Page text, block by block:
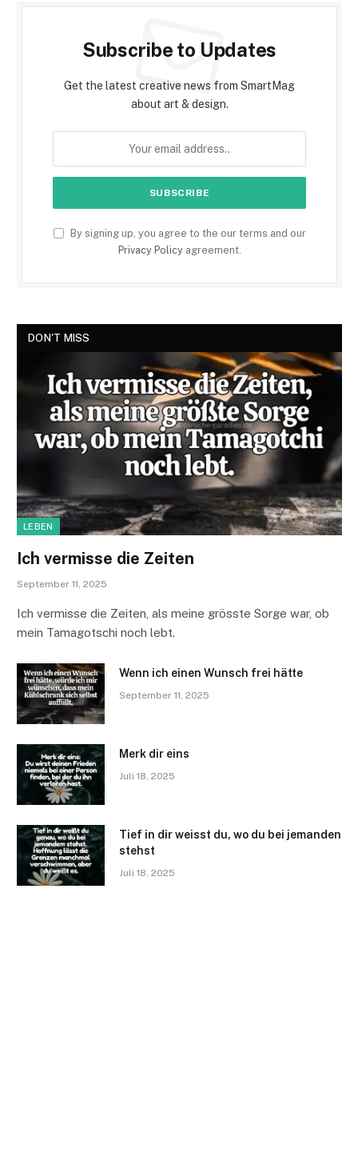
Subscribe to Updates
Get the latest creative news from SmartMag
about art & design.
By signing up, you agree to the our terms and our
Privacy Policyagreement.
DON'T MISS
LEBEN
Ich vermisse die Zeiten
September 11, 2025
Ich vermisse die Zeiten, als meine grösste Sorge war, ob
mein Tamagotschi noch lebt.
Wenn ich einen Wunsch frei hätte
September 11, 2025
Merk dir eins
Juli 18, 2025
Tief in dir weisst du, wo du bei jemanden
stehst
Juli 18, 2025